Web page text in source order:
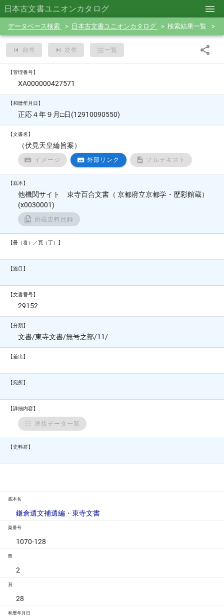
日本古文書ユニオンカタログ
データベース検索 日本古文書ユニオンカタログ 検索結果一覧
前件 次件 一覧
【管理番号】
XA000000427571
【和暦年月日】
正応４年９月□日(12910090550)
【文書名】
（伏見天皇綸旨案）
イメージ 外部リンク フルテキスト
【底本】
他機関サイト 東寺百合文書（ 京都府立京都学・歴彩館蔵）
(x0030001)
所蔵史料目録
【冊（巻）／頁（丁）】
【篇目】
【文書番号】
29152
【分類】
文書/東寺文書/無号之部/11/
【差出】
【宛所】
【詳細内容】
連接データ一覧
【史料群】
底本名
鎌倉遺文補遺編・東寺文書
架番号
1070-128
冊
2
頁
28
和暦年月日